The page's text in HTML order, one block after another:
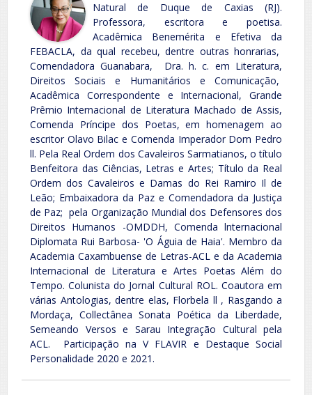
Natural de Duque de Caxias (RJ).
Professora, escritora e poetisa.
Acadêmica Benemérita e Efetiva da
FEBACLA, da qual recebeu, dentre outras honrarias,
Comendadora Guanabara, Dra. h. c. em Literatura,
Direitos Sociais e Humanitários e Comunicação,
Acadêmica Correspondente e Internacional, Grande
Prêmio Internacional de Literatura Machado de Assis,
Comenda Príncipe dos Poetas, em homenagem ao
escritor Olavo Bilac e Comenda Imperador Dom Pedro
ll. Pela Real Ordem dos Cavaleiros Sarmatianos, o título
Benfeitora das Ciências, Letras e Artes; Título da Real
Ordem dos Cavaleiros e Damas do Rei Ramiro Il de
Leão; Embaixadora da Paz e Comendadora da Justiça
de Paz; pela Organização Mundial dos Defensores dos
Direitos Humanos -OMDDH, Comenda lnternacional
Diplomata Rui Barbosa- 'O Águia de Haia'. Membro da
Academia Caxambuense de Letras-ACL e da Academia
Internacional de Literatura e Artes Poetas Além do
Tempo. Colunista do Jornal Cultural ROL. Coautora em
várias Antologias, dentre elas, Florbela ll , Rasgando a
Mordaça, Collectânea Sonata Poética da Liberdade,
Semeando Versos e Sarau Integração Cultural pela
ACL. Participação na V FLAVIR e Destaque Social
Personalidade 2020 e 2021.